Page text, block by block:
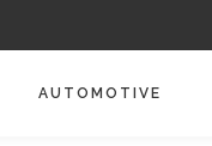
AUTOMOTIVE